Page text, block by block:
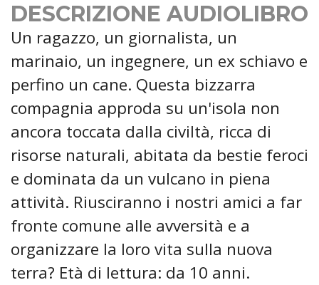
DESCRIZIONE AUDIOLIBRO
Un ragazzo, un giornalista, un
marinaio, un ingegnere, un ex schiavo e
perfino un cane. Questa bizzarra
compagnia approda su un'isola non
ancora toccata dalla civiltà, ricca di
risorse naturali, abitata da bestie feroci
e dominata da un vulcano in piena
attività. Riusciranno i nostri amici a far
fronte comune alle avversità e a
organizzare la loro vita sulla nuova
terra? Età di lettura: da 10 anni.